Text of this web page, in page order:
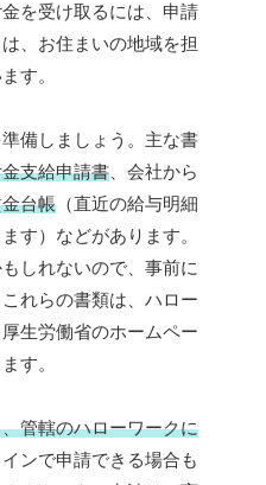
を受け取るには、申請
、お住まいの地域を担
す。
準備しましょう。主な書
支給申請書 、会社から
台帳 （直近の給与明細
す）などがあります。
しれないので、事前に
れらの書類は、ハロー
生労働省のホームペー
す。
管轄のハローワークに
ンで申請できる場合も